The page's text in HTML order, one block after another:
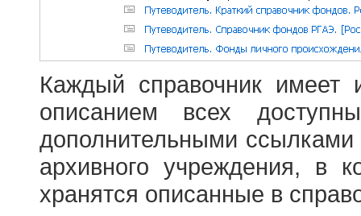
Каждый справочник имеет
описанием всех
дополнительными
архивного учреждения, в
хранятся описанные в